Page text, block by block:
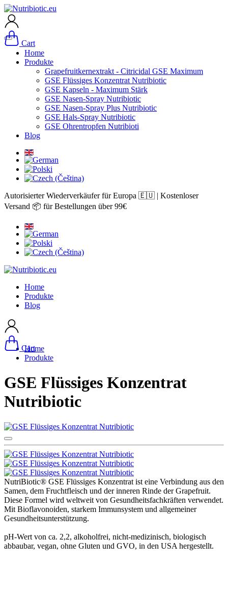
Cart
Home
Produkte
Grapefruitkernextrakt - Citricidal GSE Maximum
GSE Flüssiges Konzentrat Nutribiotic
GSE Kapseln - Maximum Stärk
GSE Nasen-Spray Nutribiotic
GSE Nasen-Spray Plus Nutribiotic
GSE Hals-Spray Nutribiotic
GSE Ohrentropfen Nutribioti
Blog
Autorisierter Wiederverkäufer für Europa 🇪🇺 | Kostenloser
Versand 📦 für Bestellungen über 99€
Home
Produkte
Blog
Cart
Home
Produkte
GSE Flüssiges Konzentrat
Nutribiotic
NutriBiotic® GSE Flüssiges Konzentrat ist eine Verbindung aus den
Samen, dem Fruchtfleisch und der inneren Rinde der Grapefruit.
Diese Formel wird weltweit von Gesundheitsfachkräften verwendet.
Mit Bioflavonoiden, starkem Immunsystem und allgemeiner
Gesundheitsunterstützung.
pH-Wert von ca. 2,2, alkoholfrei, nicht-medizinisch, biologisch
abbaubar, vegan, ohne Gluten und GVO, in den USA hergestellt.